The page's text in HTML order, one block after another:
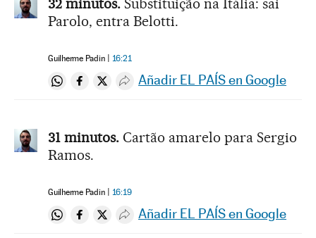
32 minutos. Substituição na Itália: sai
Parolo, entra Belotti.
Guilherme Padin 16:21
Compartir en Whatsapp
Compartir en Facebook
Compartir en Twitter
Desplegar Redes Sociales
Añadir EL PAÍS en Google
31 minutos. Cartão amarelo para Sergio
Ramos.
Guilherme Padin 16:19
Compartir en Whatsapp
Compartir en Facebook
Compartir en Twitter
Desplegar Redes Sociales
Añadir EL PAÍS en Google